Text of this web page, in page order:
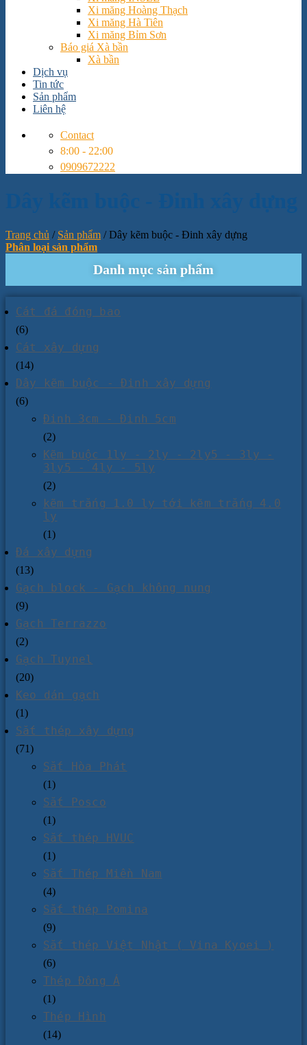
Xi măng Hoàng Thạch
Xi măng Hà Tiên
Xi măng Bỉm Sơn
Báo giá Xà bần
Xà bần
Dịch vụ
Tin tức
Sản phẩm
Liên hệ
Contact
8:00 - 22:00
0909672222
Trang chủ / Sản phẩm /Dây kẽm buộc - Đinh xây dựng
Phân loại sản phẩm
Danh mục sản phẩm
Cát đá đóng bao
(6)
Cát xây dựng
(14)
Dây kẽm buộc - Đinh xây dựng
(6)
Đinh 3cm - Đinh 5cm
(2)
Kẽm buộc 1ly - 2ly - 2ly5 - 3ly -
3ly5 - 4ly - 5ly
(2)
kẽm trắng 1.0 ly tới kẽm trắng 4.0
ly
(1)
Đá xây dựng
(13)
Gạch block - Gạch không nung
(9)
Gạch Terrazzo
(2)
Gạch Tuynel
(20)
Keo dán gạch
(1)
Sắt thép xây dựng
(71)
Sắt Hòa Phát
(1)
Sắt Posco
(1)
Sắt thép HVUC
(1)
Sắt Thép Miền Nam
(4)
Sắt thép Pomina
(9)
Sắt thép Việt Nhật ( Vina Kyoei )
(6)
Thép Đông Á
(1)
Thép Hình
(14)